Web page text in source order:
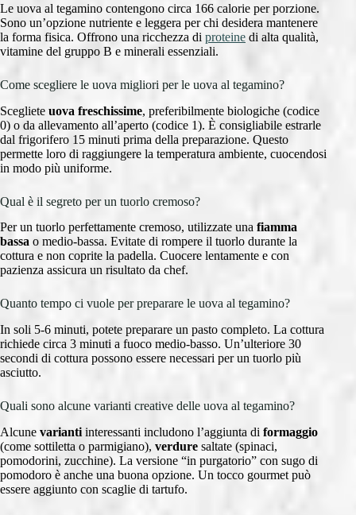
Le uova al tegamino contengono circa 166 calorie per porzione.
Sono un’opzione nutriente e leggera per chi desidera mantenere
la forma fisica. Offrono una ricchezza di proteine di alta qualità,
vitamine del gruppo B e minerali essenziali.
Come scegliere le uova migliori per le uova al tegamino?
Scegliete uova freschissime, preferibilmente biologiche (codice
0) o da allevamento all’aperto (codice 1). È consigliabile estrarle
dal frigorifero 15 minuti prima della preparazione. Questo
permette loro di raggiungere la temperatura ambiente, cuocendosi
in modo più uniforme.
Qual è il segreto per un tuorlo cremoso?
Per un tuorlo perfettamente cremoso, utilizzate una fiamma
bassa o medio-bassa. Evitate di rompere il tuorlo durante la
cottura e non coprite la padella. Cuocere lentamente e con
pazienza assicura un risultato da chef.
Quanto tempo ci vuole per preparare le uova al tegamino?
In soli 5-6 minuti, potete preparare un pasto completo. La cottura
richiede circa 3 minuti a fuoco medio-basso. Un’ulteriore 30
secondi di cottura possono essere necessari per un tuorlo più
asciutto.
Quali sono alcune varianti creative delle uova al tegamino?
Alcune varianti interessanti includono l’aggiunta di formaggio
(come sottiletta o parmigiano), verdure saltate (spinaci,
pomodorini, zucchine). La versione “in purgatorio” con sugo di
pomodoro è anche una buona opzione. Un tocco gourmet può
essere aggiunto con scaglie di tartufo.